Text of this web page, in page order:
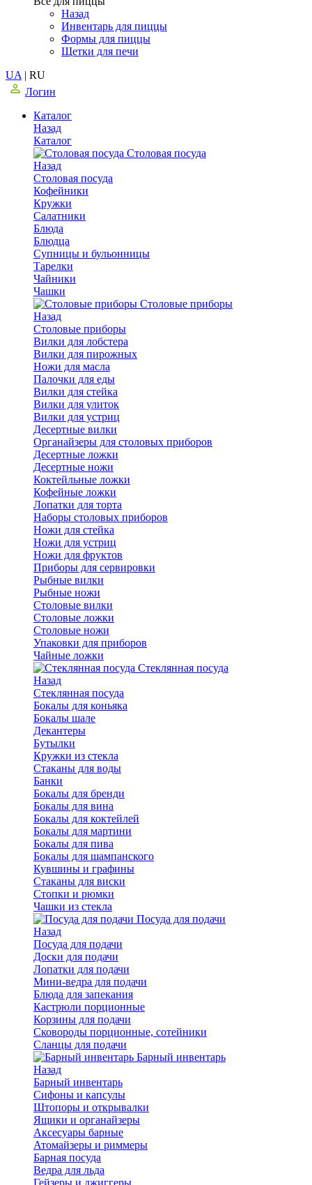
Назад
Инвентарь для пиццы
Формы для пиццы
Щетки для печи
UA | RU
Логин
Каталог
Назад
Каталог
Столовая посуда
Назад
Столовая посуда
Кофейники
Кружки
Салатники
Блюда
Блюдца
Супницы и бульонницы
Тарелки
Чайники
Чашки
Cтоловые приборы
Назад
Cтоловые приборы
Вилки для лобстера
Вилки для пирожных
Ножи для масла
Палочки для еды
Вилки для стейка
Вилки для улиток
Вилки для устриц
Десертные вилки
Органайзеры для столовых приборов
Десертные ложки
Десертные ножи
Коктейльные ложки
Кофейные ложки
Лопатки для торта
Наборы столовых приборов
Ножи для стейка
Ножи для устриц
Ножи для фруктов
Приборы для сервировки
Рыбные вилки
Рыбные ножи
Столовые вилки
Столовые ложки
Столовые ножи
Упаковки для приборов
Чайные ложки
Стеклянная посуда
Назад
Стеклянная посуда
Бокалы для коньяка
Бокалы шале
Декантеры
Бутылки
Кружки из стекла
Стаканы для воды
Банки
Бокалы для бренди
Бокалы для вина
Бокалы для коктейлей
Бокалы для мартини
Бокалы для пива
Бокалы для шампанского
Кувшины и графины
Стаканы для виски
Стопки и рюмки
Чашки из стекла
Посуда для подачи
Назад
Посуда для подачи
Доски для подачи
Лопатки для подачи
Мини-ведра для подачи
Блюда для запекания
Кастрюли порционные
Корзины для подачи
Сковороды порционные, сотейники
Сланцы для подачи
Барный инвентарь
Назад
Барный инвентарь
Сифоны и капсулы
Штопоры и открывалки
Ящики и органайзеры
Аксесуары барные
Атомайзеры и риммеры
Барная посуда
Ведра для льда
Гейзеры и джиггеры